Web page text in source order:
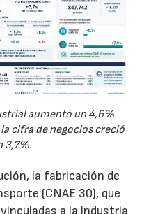
aumentó un 4,6%
cifra de negocios creció
3,7%.
la fabricación de
(CNAE 30), que
a la industria